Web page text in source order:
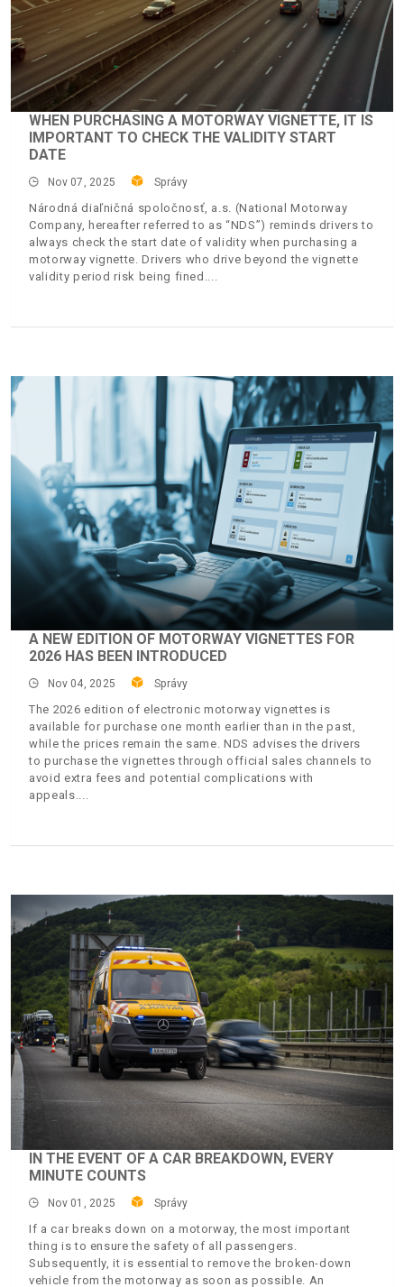
WHEN PURCHASING A MOTORWAY VIGNETTE, IT IS
IMPORTANT TO CHECK THE VALIDITY START
DATE
Nov 07, 2025 Správy
Národná diaľničná spoločnosť, a.s. (National Motorway
Company, hereafter referred to as “NDS”) reminds drivers to
always check the start date of validity when purchasing a
motorway vignette. Drivers who drive beyond the vignette
validity period risk being fined.
A NEW EDITION OF MOTORWAY VIGNETTES FOR
2026 HAS BEEN INTRODUCED
Nov 04, 2025 Správy
The 2026 edition of electronic motorway vignettes is
available for purchase one month earlier than in the past,
while the prices remain the same. NDS advises the drivers
to purchase the vignettes through official sales channels to
avoid extra fees and potential complications with
appeals.
IN THE EVENT OF A CAR BREAKDOWN, EVERY
MINUTE COUNTS
Nov 01, 2025 Správy
If a car breaks down on a motorway, the most important
thing is to ensure the safety of all passengers.
Subsequently, it is essential to remove the broken-down
vehicle from the motorway as soon as possible. An